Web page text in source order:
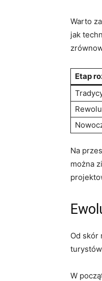
Warto
jak
Etap
Na
można
Od skór
W